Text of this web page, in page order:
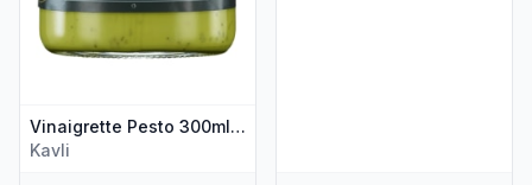
Vinaigrette Pesto 300ml Druvan
Kavli